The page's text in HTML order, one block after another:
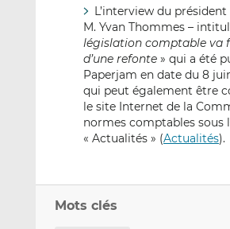
L’interview du président
M. Yvan Thommes –
législation comptable va
d’une refonte» qui a été
Paperjam en date du 8
qui peut également être
le site Internet de la
normes comptables sous
« Actualités » (Actualités).
Mots clés